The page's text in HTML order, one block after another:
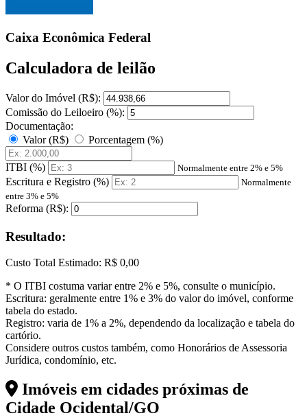
Caixa Econômica Federal
Calculadora de leilão
Valor do Imóvel (R$):
Comissão do Leiloeiro (%):
Documentação:
Valor (R$)
Porcentagem (%)
ITBI (%) Normalmente entre 2% e 5%
Escritura e Registro (%)
Normalmente
entre 3% e 5%
Reforma (R$):
Resultado:
Custo Total Estimado: R$ 0,00
* O ITBI costuma variar entre 2% e 5%, consulte o município.
Escritura: geralmente entre 1% e 3% do valor do imóvel, conforme
tabela do estado.
Registro: varia de 1% a 2%, dependendo da localização e tabela do
cartório.
Considere outros custos também, como Honorários de Assessoria
Jurídica, condomínio, etc.
Imóveis em cidades próximas de
Cidade Ocidental/GO